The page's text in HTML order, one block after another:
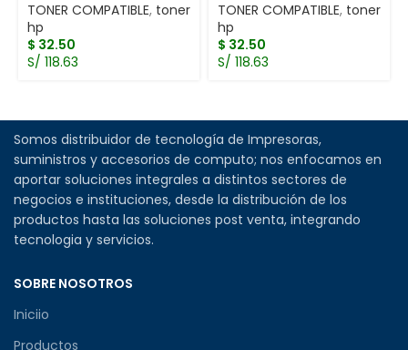
TONER COMPATIBLE, toner
hp
$ 32.50
S/ 118.63
TONER COMPATIBLE, toner
hp
$ 32.50
S/ 118.63
Somos distribuidor de tecnología de Impresoras,
suministros y accesorios de computo; nos enfocamos en
aportar soluciones integrales a distintos sectores de
negocios e instituciones, desde la distribución de los
productos hasta las soluciones post venta, integrando
tecnologia y servicios.
SOBRE NOSOTROS
Iniciio
Productos